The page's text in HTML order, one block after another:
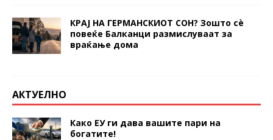
КРАЈ НА ГЕРМАНСКИОТ СОН? Зошто сè
повеќе Балканци размислуваат за
враќање дома
АКТУЕЛНО
Како ЕУ ги дава вашите пари на
богатите!